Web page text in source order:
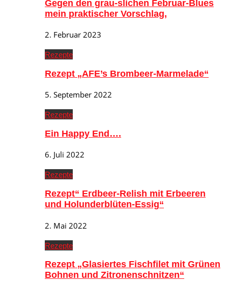
Gegen den grau-slichen Februar-Blues
mein praktischer Vorschlag,
2. Februar 2023
Rezepte
Rezept „AFE’s Brombeer-Marmelade“
5. September 2022
Rezepte
Ein Happy End….
6. Juli 2022
Rezepte
Rezept“ Erdbeer-Relish mit Erbeeren
und Holunderblüten-Essig“
2. Mai 2022
Rezepte
Rezept „Glasiertes Fischfilet mit Grünen
Bohnen und Zitronenschnitzen“